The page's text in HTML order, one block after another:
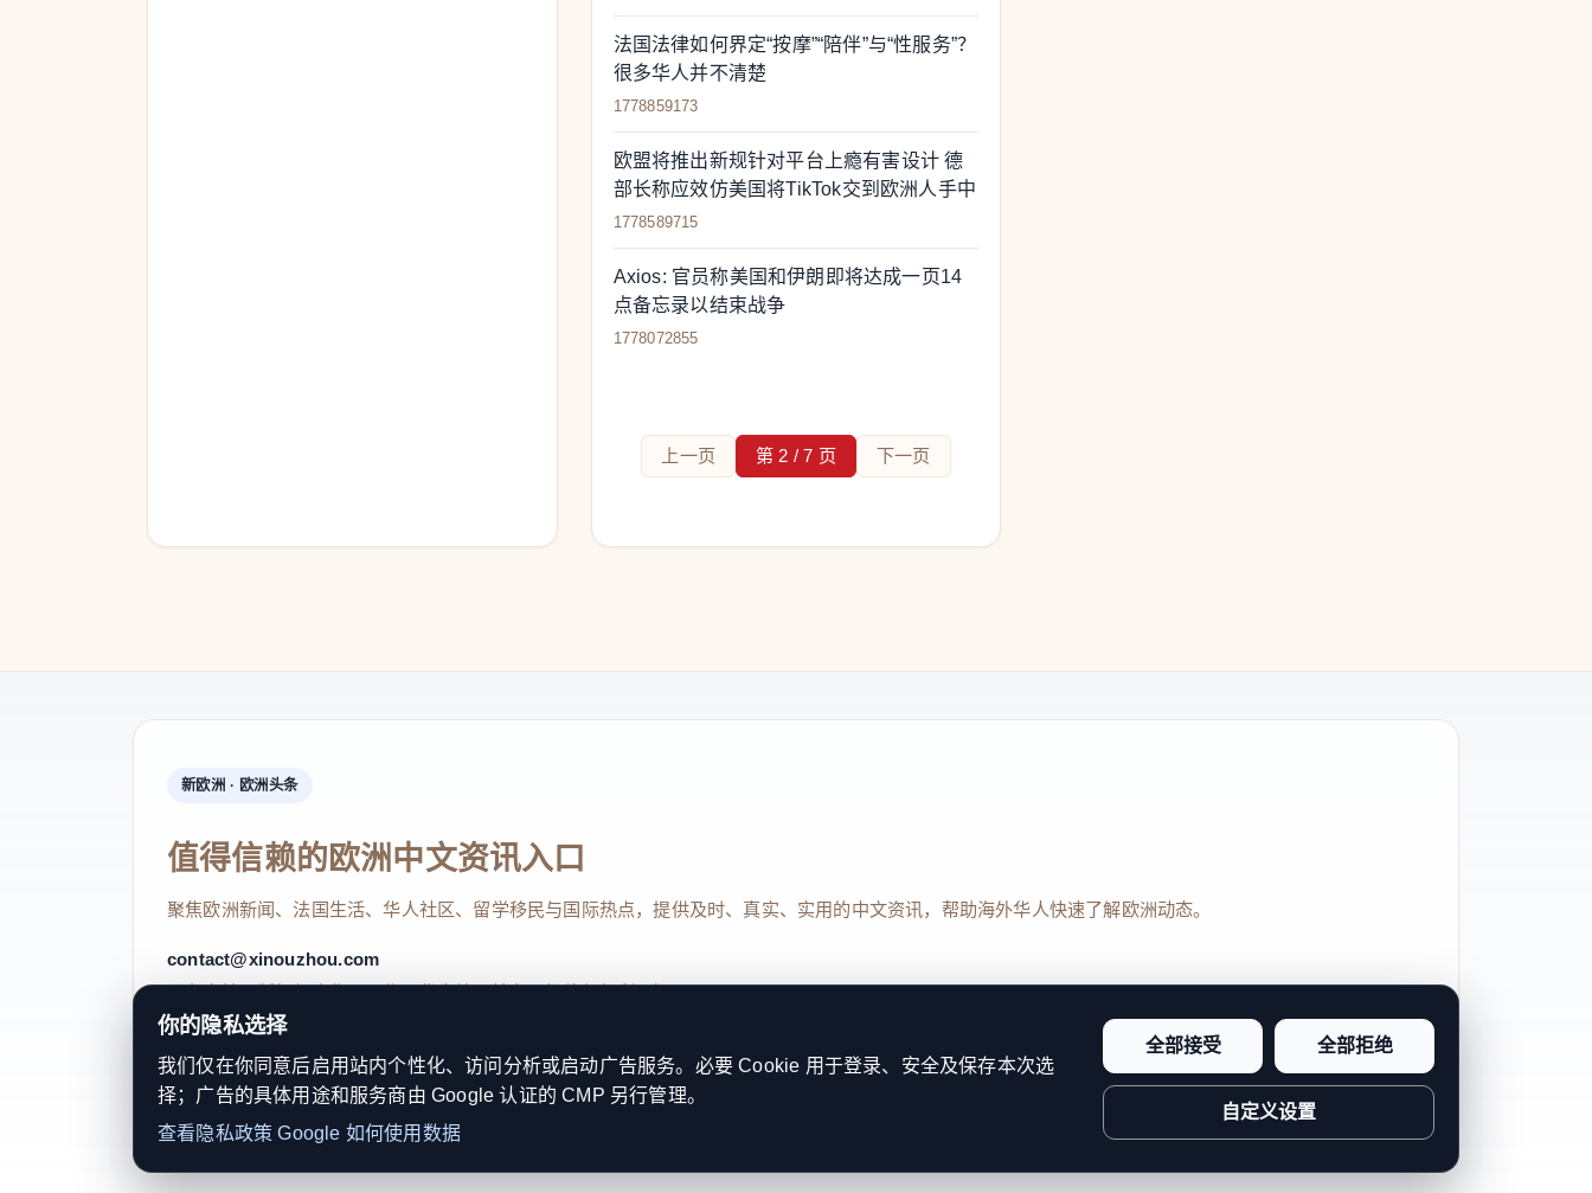
法国法律如何界定“按摩”“陪伴”与“性服务”？
很多华人并不清楚
1778859173
欧盟将推出新规针对平台上瘾有害设计 德
部长称应效仿美国将TikTok交到欧洲人手中
1778589715
Axios: 官员称美国和伊朗即将达成一页14
点备忘录以结束战争
1778072855
上一页 第 2 / 7 页 下一页
新欧洲 · 欧洲头条
值得信赖的欧洲中文资讯入口
聚焦欧洲新闻、法国生活、华人社区、留学移民与国际热点，提供及时、真实、实用的中文资讯，帮助海外华人快速了解欧洲动态。
contact@xinouzhou.com
服务支持、版权与合作：工作日优先处理站务、投稿与权利通知
© 2026 新欧洲·欧洲头条. All Rights Reserved. 本网站持续优化内容透明度、联系方式与用户权利说明，以提升品牌信任感和站点完整度。
关于我们法律声明 编辑规范日期归档隐私政策
你的隐私选择
我们仅在你同意后启用站内个性化、访问分析或启动广告服务。必要 Cookie 用于登录、安全及保存本次选
择；广告的具体用途和服务商由 Google 认证的 CMP 另行管理。
查看隐私政策 Google 如何使用数据
全部接受 全部拒绝
自定义设置